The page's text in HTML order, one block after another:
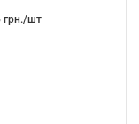
грн./шт